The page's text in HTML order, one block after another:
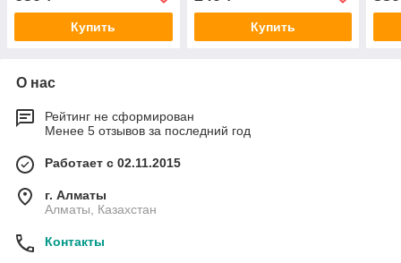
Купить Купить
О нас
Рейтинг не сформирован
Менее 5 отзывов за последний год
Работает с 02.11.2015
г. Алматы
Алматы, Казахстан
Контакты